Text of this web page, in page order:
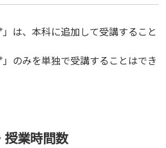
」は、本科に追加して受講すること
」のみを単独で受講することはでき
授業時間数